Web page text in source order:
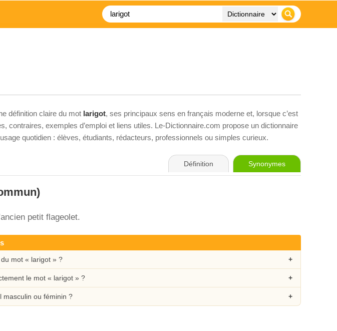
définition claire du mot larigot, ses principaux sens en français moderne et, lorsque c’est
contraires, exemples d’emploi et liens utiles. Le-Dictionnaire.com propose un dictionnaire
quotidien : élèves, étudiants, rédacteurs, professionnels ou simples curieux.
Définition Synonymes
petit flageolet.
mot « larigot » ?
le mot « larigot » ?
masculin ou féminin ?